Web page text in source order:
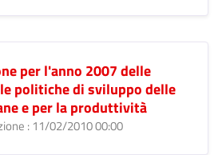
per l'anno 2007 delle
politiche di sviluppo delle
e per la produttività
: 11/02/2010 00:00